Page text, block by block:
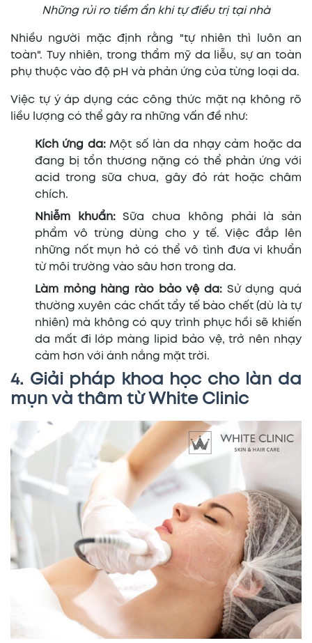
Những rủi ro tiềm ẩn khi tự điều trị tại nhà
Nhiều người mặc định rằng "tự nhiên thì luôn an
toàn". Tuy nhiên, trong thẩm mỹ da liễu, sự an toàn
phụ thuộc vào độ pH và phản ứng của từng loại da.
Việc tự ý áp dụng các công thức mặt nạ không rõ
liều lượng có thể gây ra những vấn đề như:
Kích ứng da: Một số làn da nhạy cảm hoặc da
đang bị tổn thương nặng có thể phản ứng với
acid trong sữa chua, gây đỏ rát hoặc châm
chích.
Nhiễm khuẩn:Sữa chua không phải là sản
phẩm vô trùng dùng cho y tế. Việc đắp lên
những nốt mụn hở có thể vô tình đưa vi khuẩn
từ môi trường vào sâu hơn trong da.
Làm mỏng hàng rào bảo vệ da: Sử dụng quá
thường xuyên các chất tẩy tế bào chết (dù là tự
nhiên) mà không có quy trình phục hồi sẽ khiến
da mất đi lớp màng lipid bảo vệ, trở nên nhạy
cảm hơn với ánh nắng mặt trời.
4. Giải pháp khoa học cho làn da
mụn và thâm từ White Clinic